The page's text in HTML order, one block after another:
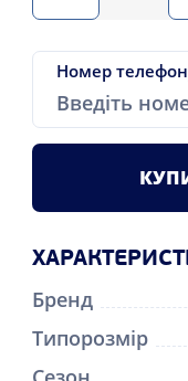
Номер
Бренд
Типорозмір